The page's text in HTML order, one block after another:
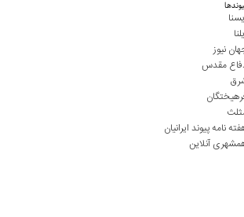
نیوز
مقدس
نامه پیوند ایرانیان
آنلاین